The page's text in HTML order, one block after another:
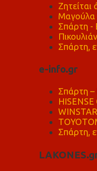
Ζητείται
Μαγούλα
Σπάρτη -
Σπάρτη,
e-info.gr
Σπάρτη –
Σπάρτη,